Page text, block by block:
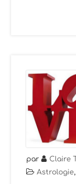
par Claire
Astrologie